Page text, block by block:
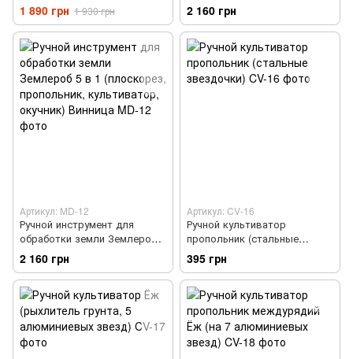
1 890 грн 1 930 грн
(чесноксаджалка ручная)
2 160 грн
Артикул: MD-12
Ручной инструмент для
обработки земли Землероб 5
в 1 (плоскорез, пропольник,
культиватор, окучник)
Винница
2 160 грн
Артикул: CV-16
Ручной культиватор
пропольник (стальные
звездочки)
395 грн